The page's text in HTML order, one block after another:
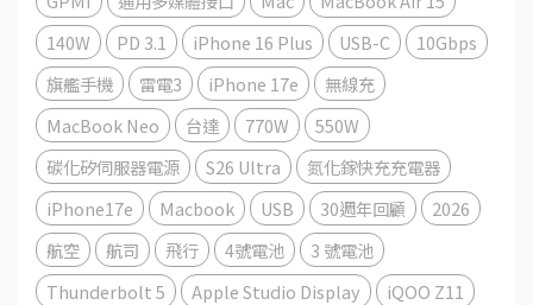
140W
PD 3.1 iPhone 16 Plus USB-C
10Gbps
旗艦手機
雷電3 iPhone 17e
無線充
MacBook Neo
台達 770W
550W
碳化矽伺服器電源
S26 Ultra
氮化鎵快充充電器
iPhone17e
Macbook USB 30週年回顧
2026
航空
航司 飛行 4號電池
3 號電池
Thunderbolt 5
Apple Studio Display
iQOO Z11